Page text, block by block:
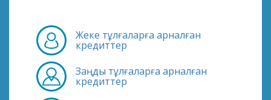
Жеке тұлғаларға арналған
кредиттер
Заңды тұлғаларға арналған
кредиттер